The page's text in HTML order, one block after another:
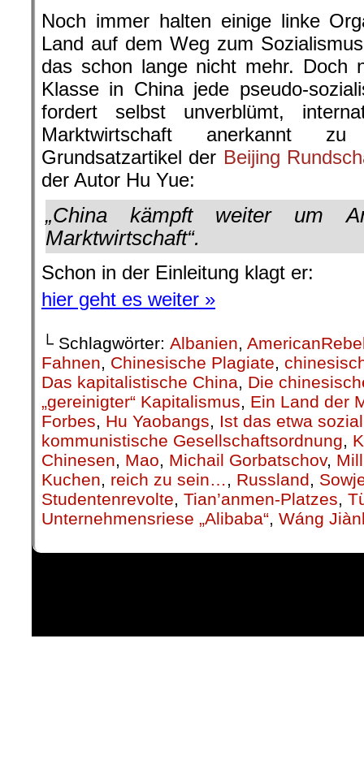
Noch immer halten einige linke
Land auf dem Weg zum
das schon lange nicht mehr. Doch
Klasse in China jede pseudo-
fordert selbst unverblümt,
Marktwirtschaft anerkannt
Grundsatzartikel der Beijing
der Autor Hu Yue:
„China kämpft weiter um
Marktwirtschaft“.
Schon in der Einleitung klagt er:
hier geht es weiter »
└ Schlagwörter: Albanien,
Fahnen, Chinesische Plagiate,
Das kapitalistische China, Die
„gereinigter“ Kapitalismus, Ein Land der
Forbes, Hu Yaobangs, Ist das etwa
kommunistische Gesellschaftsordnung,
Chinesen, Mao, Michail Gorbatschov,
Kuchen, reich zu sein…, Russland,
Studentenrevolte, Tian’anmen-Platzes,
Unternehmensriese „Alibaba“, Wáng